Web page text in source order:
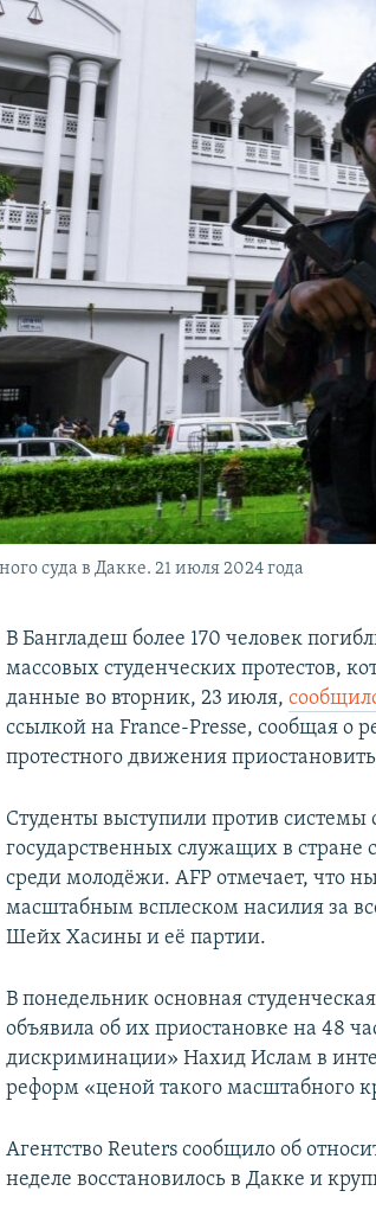
суда в Дакке. 21 июля 2024 года
В Бангладеш более 170 человек
массовых студенческих протестов,
данные во вторник, 23 июля,
ссылкой на France-Presse, сообщая о
протестного движения
Студенты выступили против
государственных служащих в
среди молодёжи. AFP отмечает, что
масштабным всплеском насилия за
Шейх Хасины и её партии.
В понедельник основная
объявила об их приостановке на 48
дискриминации» Нахид Ислам в
реформ «ценой такого масштабного
Агентство Reuters сообщило об
неделе восстановилось в Дакке и